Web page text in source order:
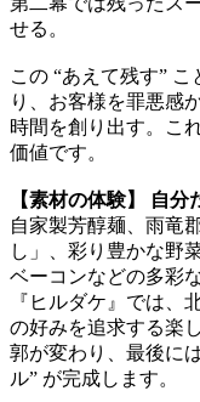
せる。
この “あえて残す”
り、お客様を罪悪感
時間を創り出す。こ
価値です。
【素材の体験】 自
自家製芳醇麺、雨竜
し」、彩り豊かな野
ベーコンなどの多彩
『ヒルダケ』では、
の好みを追求する楽
郭が変わり、最後に
ル” が完成します。